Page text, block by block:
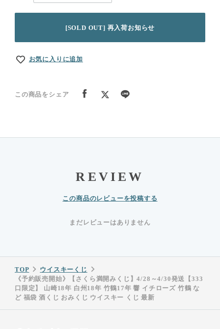
[SOLD OUT] 再入荷お知らせ
お気に入りに追加
この商品をシェア
REVIEW
この商品のレビューを投稿する
まだレビューはありません
TOP
ウイスキーくじ
《予約販売開始》【さくら満開みくじ】4/28～4/30発送【333
口限定】 山崎18年 白州18年 竹鶴17年 響 イチローズ 竹鶴 な
ど 福袋 酒くじ おみくじ ウイスキー くじ 最新